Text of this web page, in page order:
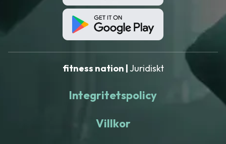
fitness nation |Juridiskt
Integritetspolicy
Villkor